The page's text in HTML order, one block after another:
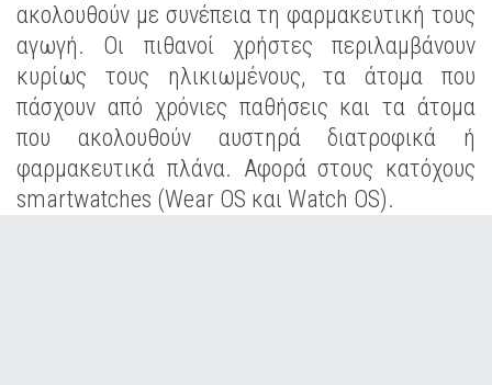
ακολουθούν με συνέπεια τη φαρμακευτική τους
αγωγή. Οι πιθανοί χρήστες περιλαμβάνουν
κυρίως τους ηλικιωμένους, τα άτομα που
πάσχουν από χρόνιες παθήσεις και τα άτομα
που ακολουθούν αυστηρά διατροφικά ή
φαρμακευτικά πλάνα. Αφορά στους κατόχους
smartwatches (Wear OS και Watch OS).